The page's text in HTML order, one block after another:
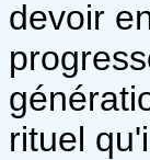
devoir
rituel